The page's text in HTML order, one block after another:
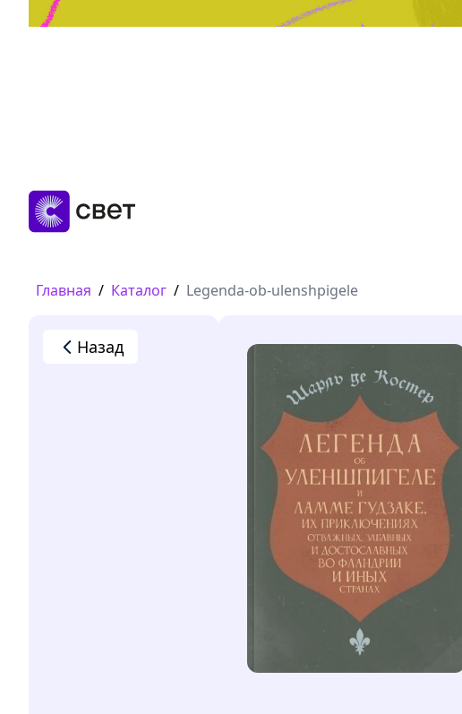
Дружба, любовь, взросление
Главная / Каталог / Legenda-ob-ulenshpigele
Назад